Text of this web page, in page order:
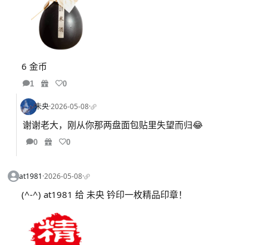
6 金币
1 0
未央·2026-05-08·
谢谢老大，刚从你那两盘面包贴里失望而归😂
0 0
at1981·2026-05-08·
(^-^) at1981 给 未央 钤印一枚精品印章！